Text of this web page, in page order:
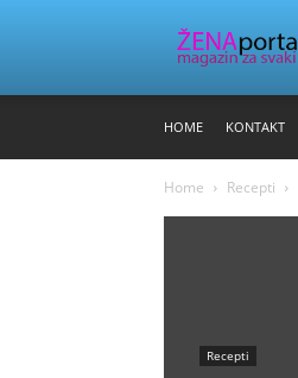
HOME KONTAKT
Home Recepti
Recepti